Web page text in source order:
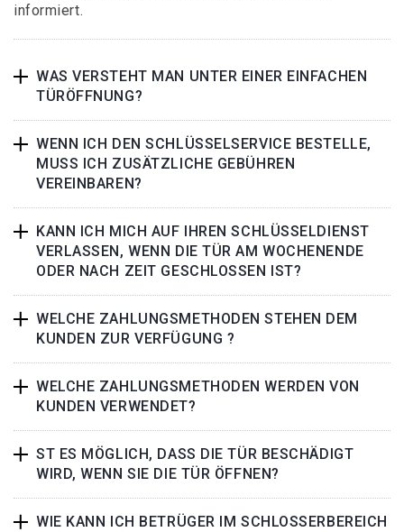
informiert.
WAS VERSTEHT MAN UNTER EINER EINFACHEN
TÜRÖFFNUNG?
WENN ICH DEN SCHLÜSSELSERVICE BESTELLE,
MUSS ICH ZUSÄTZLICHE GEBÜHREN
VEREINBAREN?
KANN ICH MICH AUF IHREN SCHLÜSSELDIENST
VERLASSEN, WENN DIE TÜR AM WOCHENENDE
ODER NACH ZEIT GESCHLOSSEN IST?
WELCHE ZAHLUNGSMETHODEN STEHEN DEM
KUNDEN ZUR VERFÜGUNG ?
WELCHE ZAHLUNGSMETHODEN WERDEN VON
KUNDEN VERWENDET?
ST ES MÖGLICH, DASS DIE TÜR BESCHÄDIGT
WIRD, WENN SIE DIE TÜR ÖFFNEN?
WIE KANN ICH BETRÜGER IM SCHLOSSERBEREICH